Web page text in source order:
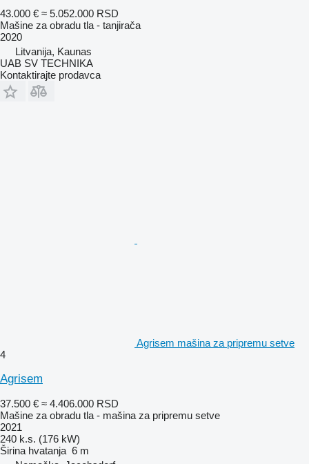
43.000 € ≈ 5.052.000 RSD
Mašine za obradu tla - tanjirača
2020
Litvanija, Kaunas
UAB SV TECHNIKA
Kontaktirajte prodavca
Agrisem mašina za pripremu setve
4
Agrisem
37.500 € ≈ 4.406.000 RSD
Mašine za obradu tla - mašina za pripremu setve
2021
240 k.s. (176 kW)
Širina hvatanja 6 m